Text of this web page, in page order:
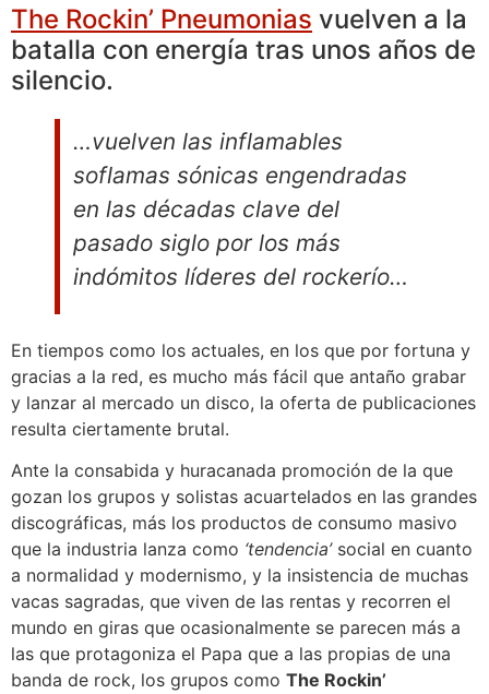
The Rockin’ Pneumonias vuelven a la
batalla con energía tras unos años de
silencio.
…vuelven las inflamables
soflamas sónicas engendradas
en las décadas clave del
pasado siglo por los más
indómitos líderes del rockerío…
En tiempos como los actuales, en los que por fortuna y
gracias a la red, es mucho más fácil que antaño grabar
y lanzar al mercado un disco, la oferta de publicaciones
resulta ciertamente brutal.
Ante la consabida y huracanada promoción de la que
gozan los grupos y solistas acuartelados en las grandes
discográficas, más los productos de consumo masivo
que la industria lanza como ‘tendencia’ social en cuanto
a normalidad y modernismo, y la insistencia de muchas
vacas sagradas, que viven de las rentas y recorren el
mundo en giras que ocasionalmente se parecen más a
las que protagoniza el Papa que a las propias de una
banda de rock, los grupos como The Rockin’